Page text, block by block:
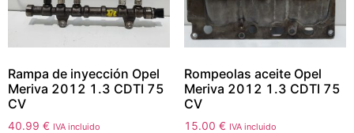
Rampa de inyección Opel
Meriva 2012 1.3 CDTI 75
CV
40.99 € IVA incluido
Rompeolas aceite Opel
Meriva 2012 1.3 CDTI 75
CV
15.00 € IVA incluido